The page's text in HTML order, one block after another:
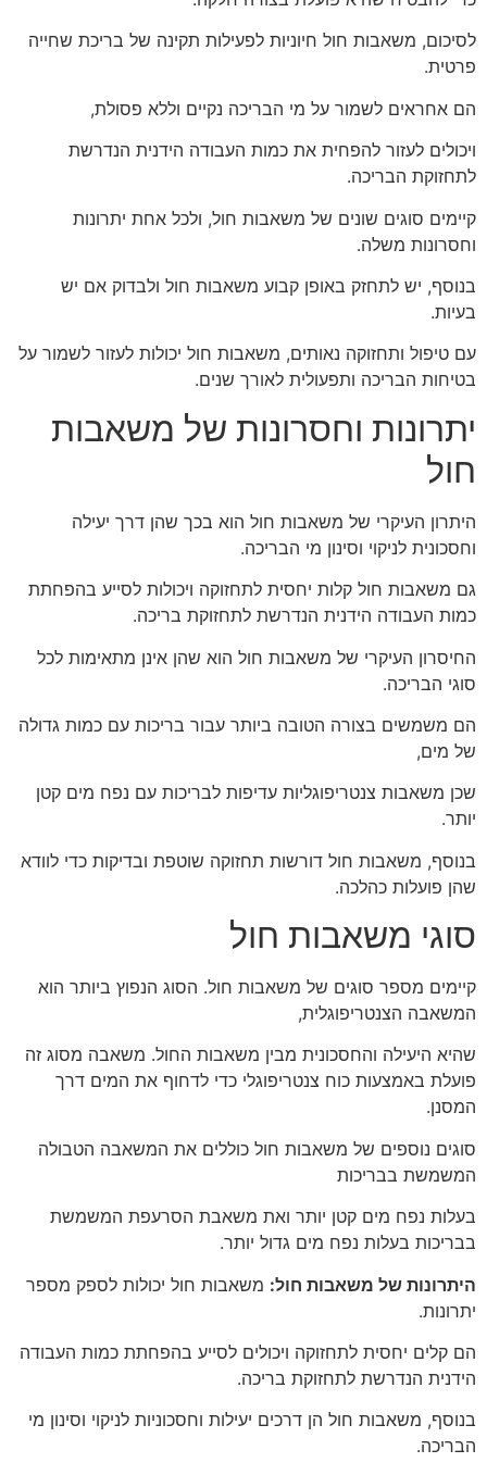
לסיכום, משאבות חול חיוניות לפעילות תקינה של בריכת שחייה
פרטית.
הם אחראים לשמור על מי הבריכה נקיים וללא פסולת,
ויכולים לעזור להפחית את כמות העבודה הידנית הנדרשת
לתחזוקת הבריכה.
קיימים סוגים שונים של משאבות חול, ולכל אחת יתרונות
וחסרונות משלה.
בנוסף, יש לתחזק באופן קבוע משאבות חול ולבדוק אם יש
בעיות.
עם טיפול ותחזוקה נאותים, משאבות חול יכולות לעזור לשמור על
בטיחות הבריכה ותפעולית לאורך שנים.
יתרונות וחסרונות של משאבות
חול
היתרון העיקרי של משאבות חול הוא בכך שהן דרך יעילה
וחסכונית לניקוי וסינון מי הבריכה.
גם משאבות חול קלות יחסית לתחזוקה ויכולות לסייע בהפחתת
כמות העבודה הידנית הנדרשת לתחזוקת בריכה.
החיסרון העיקרי של משאבות חול הוא שהן אינן מתאימות לכל
סוגי הבריכה.
הם משמשים בצורה הטובה ביותר עבור בריכות עם כמות גדולה
של מים,
שכן משאבות צנטריפוגליות עדיפות לבריכות עם נפח מים קטן
יותר.
בנוסף, משאבות חול דורשות תחזוקה שוטפת ובדיקות כדי לוודא
שהן פועלות כהלכה.
סוגי משאבות חול
קיימים מספר סוגים של משאבות חול. הסוג הנפוץ ביותר הוא
המשאבה הצנטריפוגלית,
שהיא היעילה והחסכונית מבין משאבות החול. משאבה מסוג זה
פועלת באמצעות כוח צנטריפוגלי כדי לדחוף את המים דרך
המסנן.
סוגים נוספים של משאבות חול כוללים את המשאבה הטבולה
המשמשת בבריכות
בעלות נפח מים קטן יותר ואת משאבת הסרעפת המשמשת
בבריכות בעלות נפח מים גדול יותר.
היתרונות של משאבות חול: משאבות חול יכולות לספק מספר
יתרונות.
הם קלים יחסית לתחזוקה ויכולים לסייע בהפחתת כמות העבודה
הידנית הנדרשת לתחזוקת בריכה.
בנוסף, משאבות חול הן דרכים יעילות וחסכוניות לניקוי וסינון מי
הבריכה.